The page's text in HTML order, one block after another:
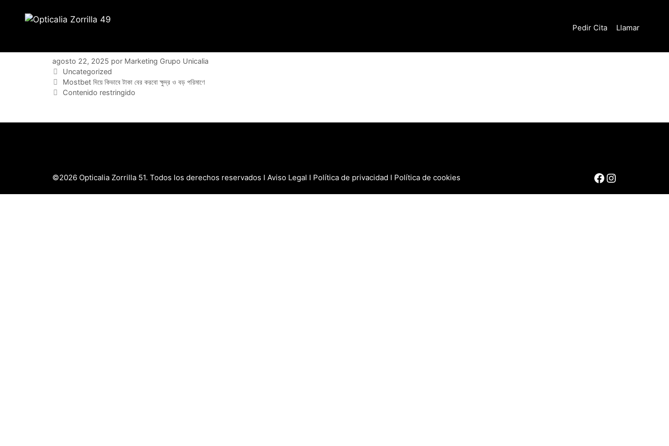
Pedir Cita Llamar
agosto 22, 2025 por Marketing Grupo Unicalia
Categorías
Uncategorized
Mostbet দিয়ে কিভাবে টাকা বের করবো ক্ষুদ্র ও বড় পরিমাণে
Contenido restringido
Facebook
Instagram
©2026 Opticalia Zorrilla 51. Todos los derechos reservados I Aviso Legal I Política de privacidad I Política de cookies